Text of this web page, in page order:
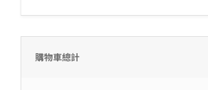
購物車總計